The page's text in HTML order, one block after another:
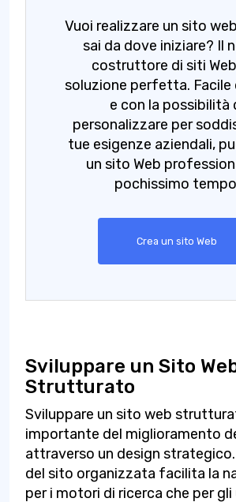
Vuoi realizzare un sito
sai da dove iniziare? Il
costruttore di siti
soluzione perfetta. Facile
e con la possibilità
personalizzare per
tue esigenze aziendali,
un sito Web
pochissimo
Crea un sito Web
Sviluppare un Sito
Strutturato
Sviluppare un sito web
importante del miglioramento
attraverso un design
del sito organizzata facilita la
per i motori di ricerca che per